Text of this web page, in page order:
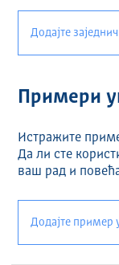
Додајте
Примери
Истражите
Да ли сте
ваш рад и
Додајте пример